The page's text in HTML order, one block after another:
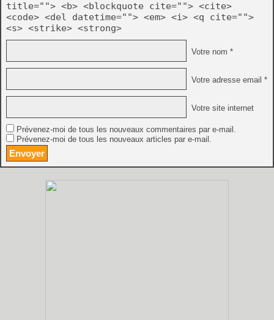
title=""> <b> <blockquote cite=""> <cite>
<code> <del datetime=""> <em> <i> <q cite="">
<s> <strike> <strong>
Votre nom *
Votre adresse email *
Votre site internet
Prévenez-moi de tous les nouveaux commentaires par e-mail.
Prévenez-moi de tous les nouveaux articles par e-mail.